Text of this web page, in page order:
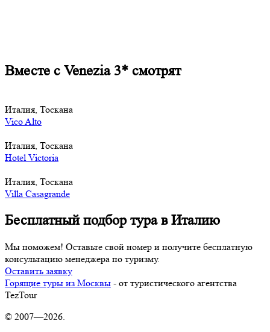
Вместе с Venezia 3* смотрят
Италия, Тоскана
Vico Alto
Италия, Тоскана
Hotel Victoria
Италия, Тоскана
Villa Casagrande
Бесплатный подбор тура в Италию
Мы поможем! Оставьте свой номер и получите бесплатную
консультацию менеджера по туризму.
Оставить заявку
Горящие туры из Москвы - от туристического агентства
TezTour
© 2007—2026.